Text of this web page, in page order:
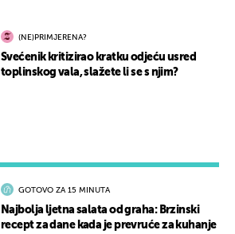
GOTOVO ZA 15 MINUTA
Najbolja ljetna salata od graha: Brzinski
recept za dane kada je prevruće za kuhanje
(NE)PRIMJERENA?
Svećenik kritizirao kratku odjeću usred
toplinskog vala, slažete li se s njim?